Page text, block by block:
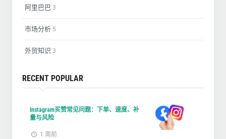
阿里巴巴 3
市场分析 5
外贸知识 3
RECENT POPULAR
Instagram买赞常见问题：下单、速度、补
量与风险
1 周前